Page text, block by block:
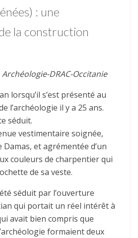
: une
la construction
DRAC-Occitanie
lorsqu’il s’est présenté au
l’archéologie il y a 25 ans.
séduit.
vestimentaire soignée,
et agrémentée d’un
couleurs de charpentier qui
de sa veste.
séduit par l’ouverture
qui portait un réel intérêt à
avait bien compris que
formaient deux